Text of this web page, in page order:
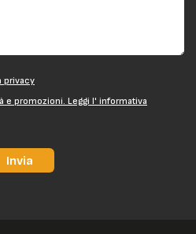
privacy
e promozioni. Leggi l' informativa
Invia